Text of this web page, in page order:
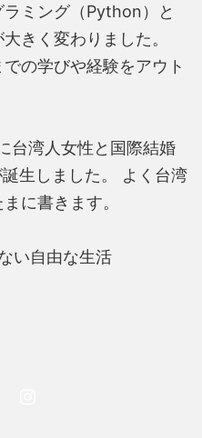
ミング（Python）と
きく変わりました。
の学びや経験をアウト
台湾人女性と国際結婚
生しました。 よく台湾
に書きます。
い自由な生活